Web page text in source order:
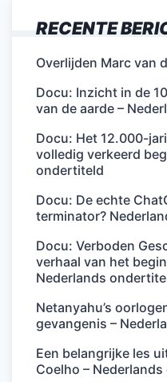
RECENTE
Overlijden Marc van
Docu: Inzicht in de
van de aarde –
Docu: Het 12.000-
volledig verkeerd
ondertiteld
Docu: De echte
terminator?
Docu: Verboden
verhaal van het
Nederlands
Netanyahu’s
gevangenis –
Een belangrijke les
Coelho –